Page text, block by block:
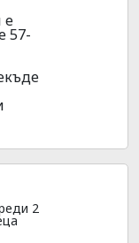
е
57-
2